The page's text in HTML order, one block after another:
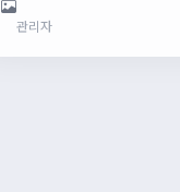
관리자